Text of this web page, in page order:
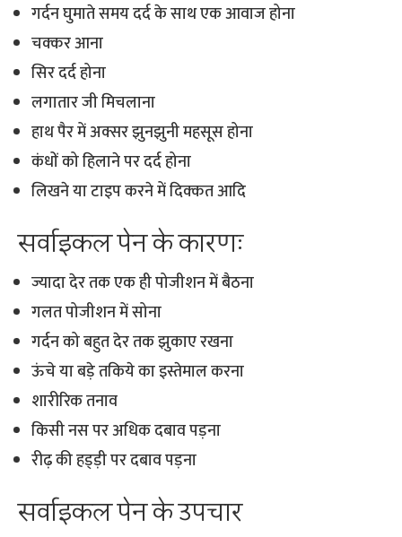
गर्दन घुमाते समय दर्द के साथ एक आवाज होना
चक्कर आना
सिर दर्द होना
लगातार जी मिचलाना
हाथ पैर में अक्सर झुनझुनी महसूस होना
कंधों को हिलाने पर दर्द होना
लिखने या टाइप करने में दिक्कत आदि
सर्वाइकल पेन के कारणः
ज्यादा देर तक एक ही पोजीशन में बैठना
गलत पोजीशन में सोना
गर्दन को बहुत देर तक झुकाए रखना
ऊंचे या बड़े तकिये का इस्तेमाल करना
शारीरिक तनाव
किसी नस पर अधिक दबाव पड़ना
रीढ़ की हड्ड़ी पर दबाव पड़ना
सर्वाइकल पेन के उपचार